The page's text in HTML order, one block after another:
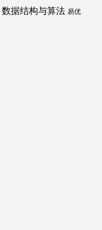
数据结构与算法 易优